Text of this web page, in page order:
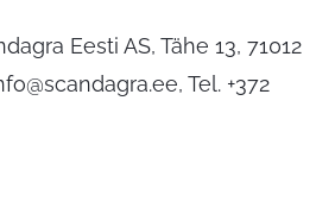
Eesti AS, Tähe 13, 71012
, Tel. +372